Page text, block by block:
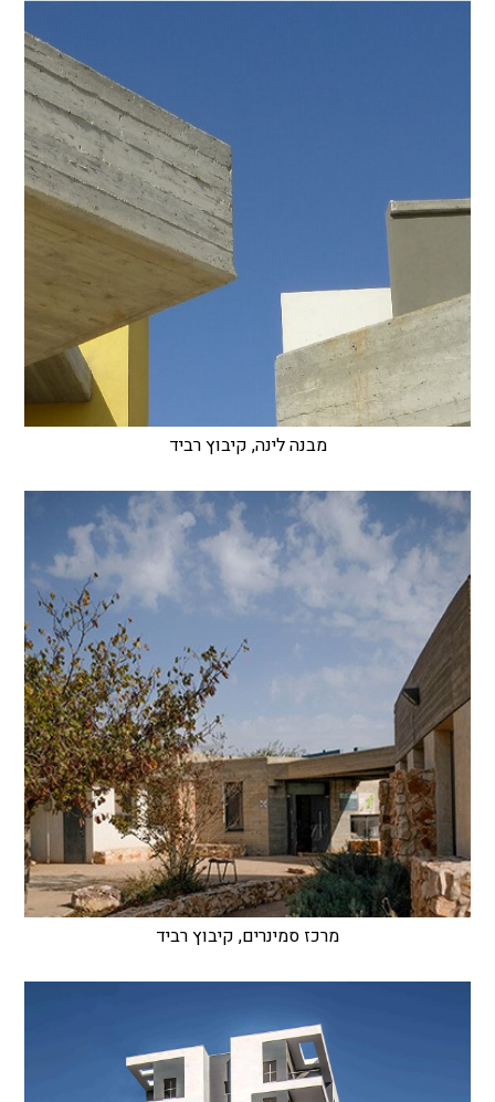
מבנה לינה, קיבוץ רביד
מרכז סמינרים, קיבוץ רביד